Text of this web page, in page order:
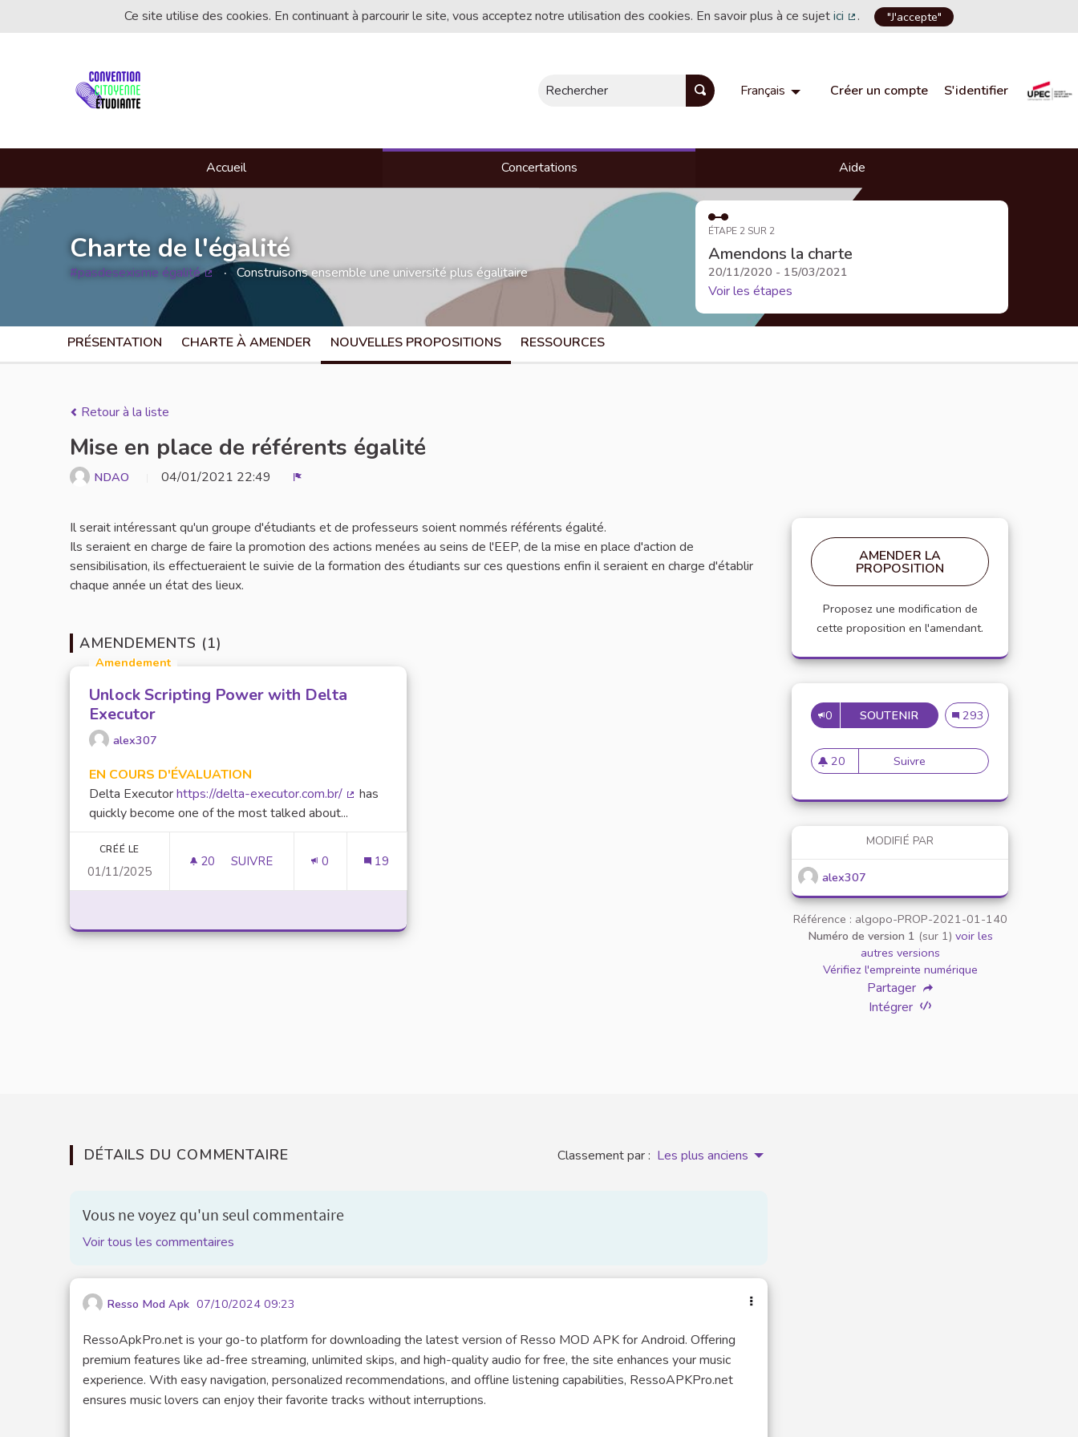
Ce site utilise des cookies. En continuant à parcourir le site, vous acceptez notre utilisation des cookies. En savoir plus à ce sujetici
(Lien externe)
. "J'accepte"
Rechercher Français Choisir la langueChoose language
Créer un compte S'identifier
Accueil Concertations Aide
Charte de l'égalité
#pasdesexisme égalité Construisons ensemble une université plus égalitaire
ÉTAPE 2 SUR 2
Amendons la charte
20/11/2020 - 15/03/2021
Voir les étapes
PRÉSENTATION CHARTE À AMENDER NOUVELLES PROPOSITIONS RESSOURCES
Retour à la liste
Mise en place de référents égalité
NDAO 04/01/2021 22:49
Il serait intéressant qu'un groupe d'étudiants et de professeurs soient nommés référents égalité.
Ils seraient en charge de faire la promotion des actions menées au seins de l'EEP, de la mise en place d'action de
sensibilisation, ils effectueraient le suivie de la formation des étudiants sur ces questions enfin il seraient en charge d'établir
chaque année un état des lieux.
AMENDEMENTS (1)
Amendement
Unlock Scripting Power with Delta
Executor
alex307
EN COURS D'ÉVALUATION
Delta Executorhttps://delta-executor.com.br/
has
quickly become one of the most talked about...
CRÉÉ LE
01/11/2025
20 20 ABONNÉS
SUIVRE 0 19
AMENDER LA
PROPOSITION
Proposez une modification de
cette proposition en l'amendant.
0 SOUTENIR MISE EN PLACE DE
Mise en place de
293
20
20 abonnés
Suivre Mise en place de référents
MODIFIÉ PAR
alex307
Référence : algopo-PROP-2021-01-140
Numéro de version 1 (sur 1) voir les
autres versions
Vérifiez l'empreinte numérique
Partager
Intégrer
DÉTAILS DU COMMENTAIRE Classement par : Les plus anciens
Vous ne voyez qu'un seul commentaire
Voir tous les commentaires
Resso Mod Apk 07/10/2024 09:23
RessoApkPro.net is your go-to platform for downloading the latest version of Resso MOD APK for Android. Offering
premium features like ad-free streaming, unlimited skips, and high-quality audio for free, the site enhances your music
experience. With easy navigation, personalized recommendations, and offline listening capabilities, RessoAPKPro.net
ensures music lovers can enjoy their favorite tracks without interruptions.